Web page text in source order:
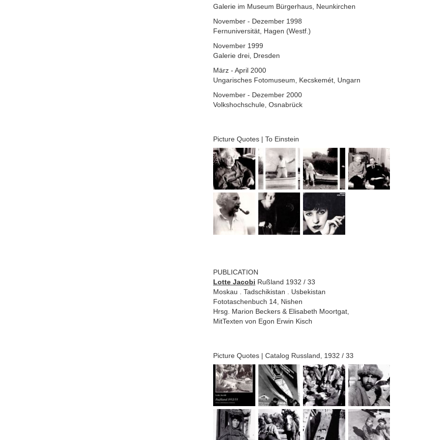
Galerie im Museum Bürgerhaus, Neunkirchen
November - Dezember 1998
Fernuniversität, Hagen (Westf.)
November 1999
Galerie drei, Dresden
März - April 2000
Ungarisches Fotomuseum, Kecskemét, Ungarn
November - Dezember 2000
Volkshochschule, Osnabrück
Picture Quotes | To Einstein
PUBLICATION
Lotte Jacobi Rußland 1932 / 33
Moskau . Tadschikistan . Usbekistan
Fototaschenbuch 14, Nishen
Hrsg. Marion Beckers & Elisabeth Moortgat,
MitTexten von Egon Erwin Kisch
Picture Quotes | Catalog Russland, 1932 / 33